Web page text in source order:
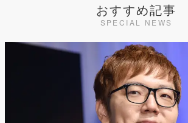
おすすめ記事
SPECIAL NEWS